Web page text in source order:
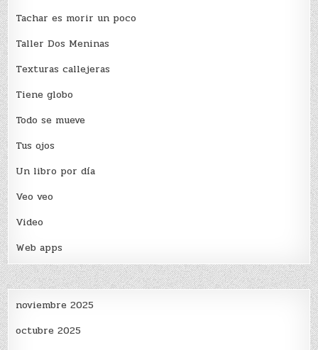
Tachar es morir un poco
Taller Dos Meninas
Texturas callejeras
Tiene globo
Todo se mueve
Tus ojos
Un libro por día
Veo veo
Video
Web apps
noviembre 2025
octubre 2025